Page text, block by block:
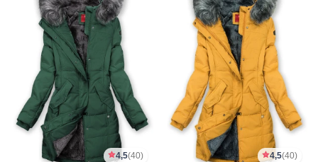
4,5(40) 4,5(40)